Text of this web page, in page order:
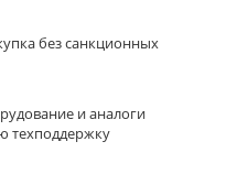
без санкционных
и аналоги
техподдержку